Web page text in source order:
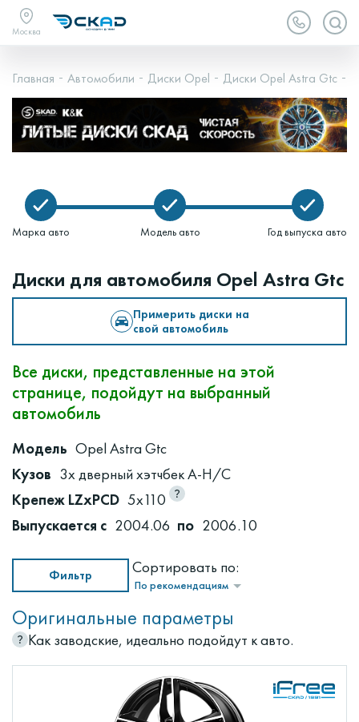
Москва
Главная Автомобили Диски Opel Диски Opel Astra Gtc
Марка авто Модель авто Год выпуска авто
Диски для автомобиля Opel Astra Gtc
Примерить диски на
свой автомобиль
Все диски, представленные на этой
странице, подойдут на выбранный
автомобиль
Модель Opel Astra Gtc
Кузов 3х дверный хэтчбек A-H/C
Крепеж LZxPCD 5x110
Выпускается с 2004.06 по 2006.10
Фильтр Сортировать по:
По рекомендациям
Оригинальные параметры
Как заводские, идеально подойдут к авто.